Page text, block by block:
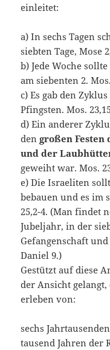
einleitet:
a) In sechs Tagen
siebten Tage, Mose
b) Jede Woche
am siebenten 2.
c) Es gab den
Pfingsten. Mos.
d) Ein anderer
dengroßen Festen
und der
geweiht war. Mos.
e) Die Israeliten
bebauen und es im
25,2-4. (Man findet
Jubeljahr, in der
Gefangenschaft
Daniel 9.)
Gestützt auf diese
der Ansicht
erleben von:
sechs
tausend Jahren der